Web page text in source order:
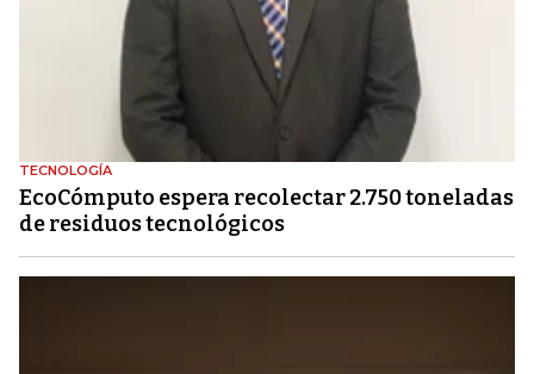
TECNOLOGÍA
EcoCómputo espera recolectar 2.750 toneladas
de residuos tecnológicos